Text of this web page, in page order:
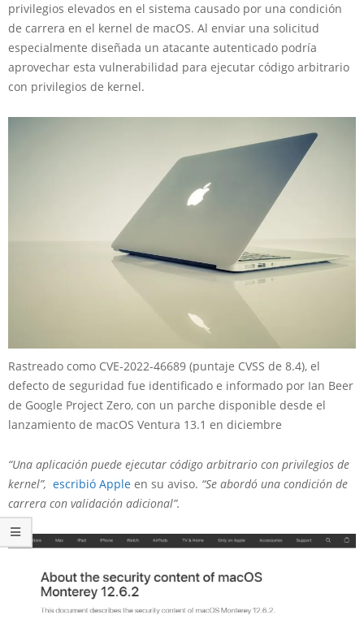
privilegios elevados en el sistema causado por una condición
de carrera en el kernel de macOS. Al enviar una solicitud
especialmente diseñada un atacante autenticado podría
aprovechar esta vulnerabilidad para ejecutar código arbitrario
con privilegios de kernel.
Rastreado como CVE-2022-46689 (puntaje CVSS de 8.4), el
defecto de seguridad fue identificado e informado por Ian Beer
de Google Project Zero, con un parche disponible desde el
lanzamiento de macOS Ventura 13.1 en diciembre
“Una aplicación puede ejecutar código arbitrario con privilegios de
kernel”, escribió Apple en su aviso. “Se abordó una condición de
carrera con validación adicional”.